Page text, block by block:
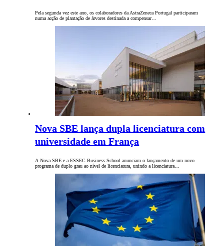
Pela segunda vez este ano, os colaboradores da AstraZeneca Portugal participaram
numa acção de plantação de árvores destinada a compensar…
Nova SBE lança dupla licenciatura com
universidade em França
A Nova SBE e a ESSEC Business School anunciam o lançamento de um novo
programa de duplo grau ao nível de licenciatura, unindo a licenciatura…